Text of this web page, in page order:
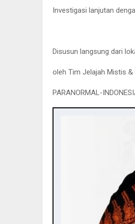
Investigasi lanjutan
Disusun langsung dari
oleh Tim Jelajah Mistis
PARANORMAL-